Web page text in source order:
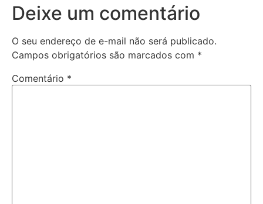
Deixe um comentário
O seu endereço de e-mail não será publicado.
Campos obrigatórios são marcados com *
Comentário *